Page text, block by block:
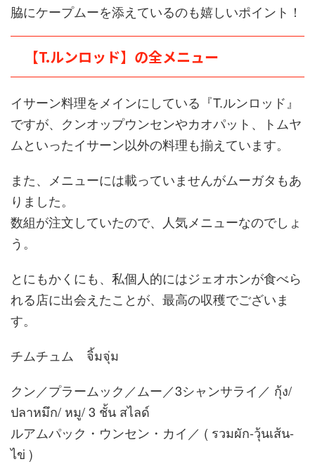
脇にケープムーを添えているのも嬉しいポイント！
【T.ルンロッド】の全メニュー
イサーン料理をメインにしている『T.ルンロッド』
ですが、クンオップウンセンやカオパット、トムヤ
ムといったイサーン以外の料理も揃えています。
また、メニューには載っていませんがムーガタもあ
りました。
数組が注文していたので、人気メニューなのでしょ
う。
とにもかくにも、私個人的にはジェオホンが食べら
れる店に出会えたことが、最高の収穫でございま
す。
チムチュム จิ้มจุ่ม
クン／プラームック／ムー／3シャンサライ／ กุ้ง/
ปลาหมึก/ หมู/ 3 ชั้น สไลด์
ルアムパック・ウンセン・カイ／ ( รวมผัก-วุ้นเส้น-
ไข่ )